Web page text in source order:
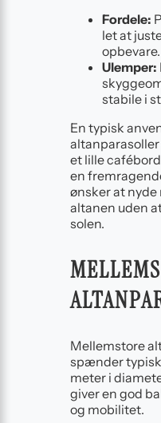
Fordele:
let at
opbevare.
Ulemper:
stabile i
En typisk
et lille
en
ønsker at
altanen uden
solen.
Mellemstore
spænder
meter i
giver en god
og mobilitet.